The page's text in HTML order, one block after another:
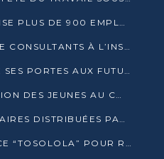
CONGO TERMINAL MOBILISE PLUS DE 900 EMPLOYÉS AUTOUR DE LA SÉCURITÉ AU TRAVAIL
RCM 2030 : DU RÉSEAU DE CONSULTANTS À L’INSTRUMENT DE PUISSANCE EN AFRIQUE FRANCOPHONE
CONGO TERMINAL OUVRE SES PORTES AUX FUTURS INGÉNIEURS AU FORUM DES MÉTIERS D’UCAC-ICAM
SEOPC 2026 : L’ORIENTATION DES JEUNES AU CŒUR DE LA DEUXIÈME ÉDITION
PLUS DE 1 500 MOUSTIQUAIRES DISTRIBUÉES PAR AGL ET CONGO TERMINAL DANS LA LUTTE CONTRE LE PALUDISME
NINON GOUAMBA RELANCE “TOSOLOLA” POUR RENFORCER LE DIALOGUE AVEC LES CITOYENS